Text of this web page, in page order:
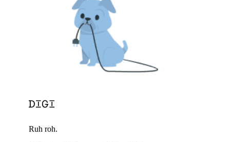
Ruh roh.